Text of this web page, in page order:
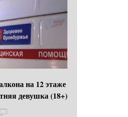
на 12 этаже
девушка (18+)